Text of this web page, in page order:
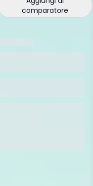
comparatore